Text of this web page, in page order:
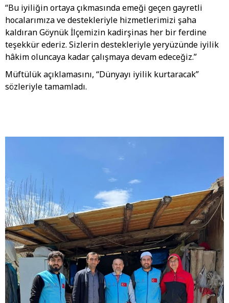
“Bu iyiliğin ortaya çıkmasında emeği geçen gayretli
hocalarımıza ve destekleriyle hizmetlerimizi şaha
kaldıran Göynük İlçemizin kadirşinas her bir ferdine
teşekkür ederiz. Sizlerin destekleriyle yeryüzünde iyilik
hâkim oluncaya kadar çalışmaya devam edeceğiz.”
Müftülük açıklamasını, “Dünyayı iyilik kurtaracak”
sözleriyle tamamladı.